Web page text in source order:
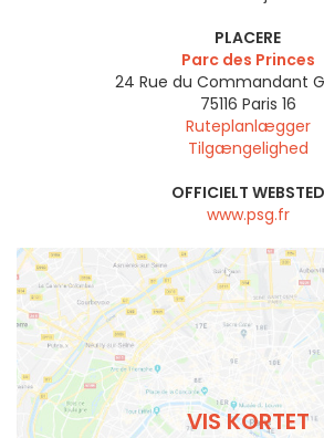
PLACERE
Parc des Princes
24 Rue du Commandant
75116 Paris 16
Ruteplanlægger
Tilgængelighed
OFFICIELT WEBSTED
www.psg.fr
VIS KORTET